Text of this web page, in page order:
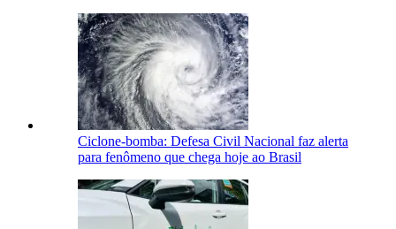
Ciclone-bomba: Defesa Civil Nacional faz alerta
para fenômeno que chega hoje ao Brasil